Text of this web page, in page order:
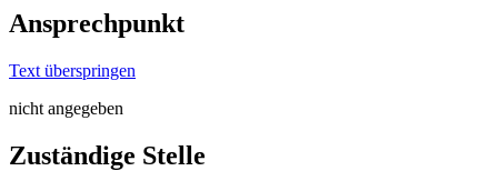
Ansprechpunkt
Text überspringen
nicht angegeben
Zuständige Stelle